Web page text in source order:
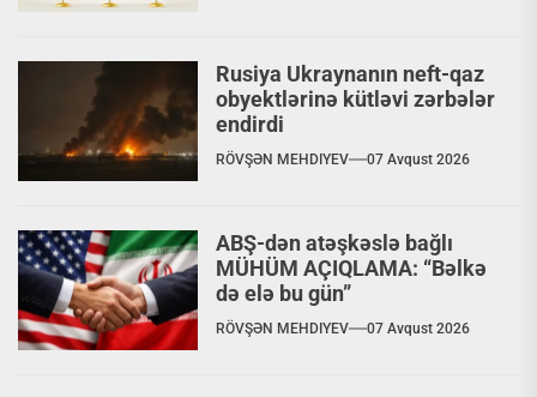
Rusiya Ukraynanın neft-qaz
obyektlərinə kütləvi zərbələr
endirdi
RÖVŞƏN MEHDIYEV 07 Avqust 2026
ABŞ-dən atəşkəslə bağlı
MÜHÜM AÇIQLAMA: “Bəlkə
də elə bu gün”
RÖVŞƏN MEHDIYEV 07 Avqust 2026